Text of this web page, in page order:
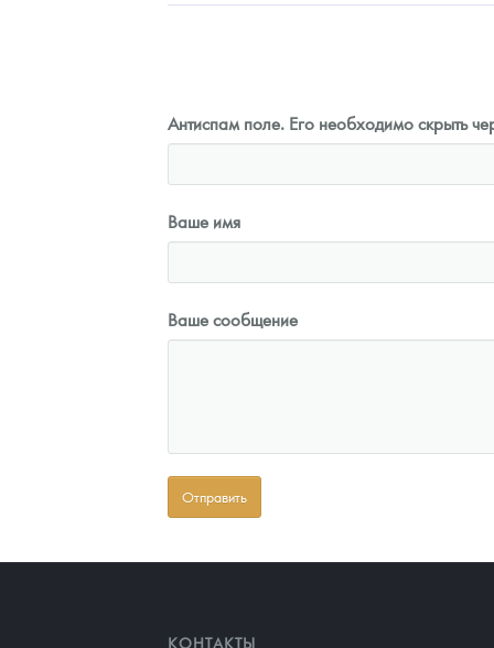
Антиспам поле. Его необходимо скрыть
Ваше имя
Ваше сообщение
КОНТАКТЫ